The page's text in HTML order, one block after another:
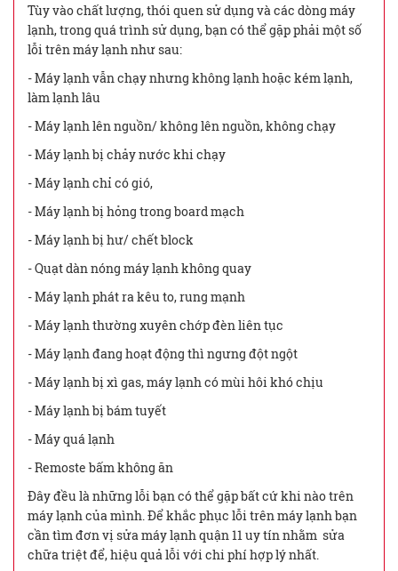
Tùy vào chất lượng, thói quen sử dụng và các dòng máy
lạnh, trong quá trình sử dụng, bạn có thể gặp phải một số
lỗi trên máy lạnh như sau:
- Máy lạnh vẫn chạy nhưng không lạnh hoặc kém lạnh,
làm lạnh lâu
- Máy lạnh lên nguồn/ không lên nguồn, không chạy
- Máy lạnh bị chảy nước khi chạy
- Máy lạnh chỉ có gió,
- Máy lạnh bị hỏng trong board mạch
- Máy lạnh bị hư/ chết block
- Quạt dàn nóng máy lạnh không quay
- Máy lạnh phát ra kêu to, rung mạnh
- Máy lạnh thường xuyên chớp đèn liên tục
- Máy lạnh đang hoạt động thì ngưng đột ngột
- Máy lạnh bị xì gas, máy lạnh có mùi hôi khó chịu
- Máy lạnh bị bám tuyết
- Máy quá lạnh
- Remoste bấm không ăn
Đây đều là những lỗi bạn có thể gặp bất cứ khi nào trên
máy lạnh của mình. Để khắc phục lỗi trên máy lạnh bạn
cần tìm đơn vị sửa máy lạnh quận 11 uy tín nhằm sửa
chữa triệt để, hiệu quả lỗi với chi phí hợp lý nhất.